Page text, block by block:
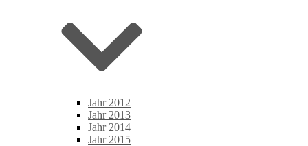
Jahr 2012
Jahr 2013
Jahr 2014
Jahr 2015